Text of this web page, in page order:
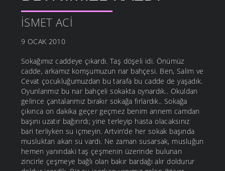
İSMET ACI
9 OCAK 2010
Sokağımız caddeye çıkardı. Taş döşeli idi. Önümüz
cadde, arkamız komşumuzun nar bahçesi. Ben, Salim ve
Cevat çocukluğumuzdan bu tarafa bu cadde de yaşadık.
Oyunlarımız bu nar bahçeli sokakta oynardık.. Okuldan
gelince çantalarımız bırakır sokağa fırlardık.. Sokağa
çıkınca on dakika geçer geçmez benim annem camdan
başını uzatır bağırırdı; yine terleyip hasta olacaksınız
bari terliyken su içmeyin. Artvin’de her sokak başında
musluktan akan su vardı. Ne zaman susarsak, musluğun
hemen yanındaki taş çeşmenin üzerinde bulunan
zincirle çeşmeye bağlı olan bakır bardağı alır doldurur